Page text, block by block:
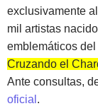
exclusivamente
mil artistas
emblemáticos del
Cruzando el
Ante consultas,
oficial .